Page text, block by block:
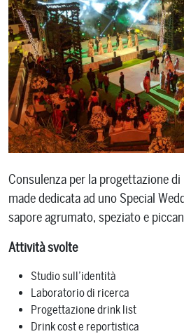
Consulenza per la progettazione
made dedicata ad uno Special
sapore agrumato, speziato e
Attività svolte
Studio sull’identità
Laboratorio di ricerca
Progettazione drink list
Drink cost e reportistica